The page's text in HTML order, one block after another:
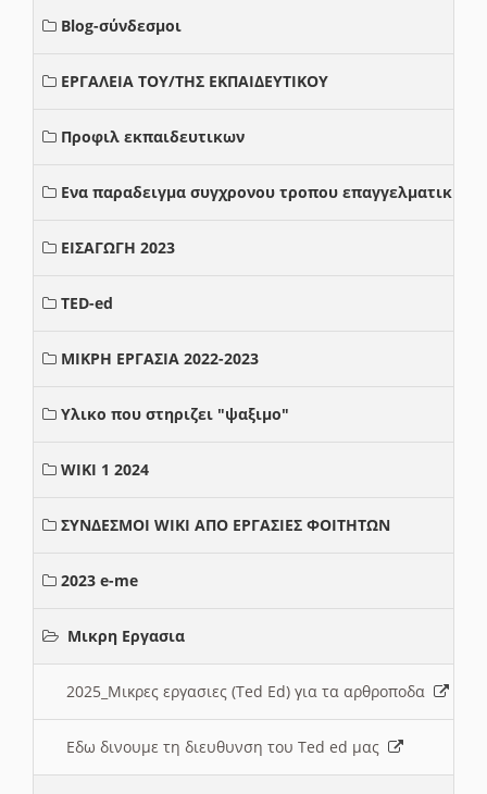
Blog-σύνδεσμοι
ΕΡΓΑΛΕΙΑ ΤΟΥ/ΤΗΣ ΕΚΠΑΙΔΕΥΤΙΚΟΥ
Προφιλ εκπαιδευτικων
Ενα παραδειγμα συγχρονου τροπου επαγγελματικης
ΕΙΣΑΓΩΓΗ 2023
TED-ed
ΜΙΚΡΗ ΕΡΓΑΣΙΑ 2022-2023
Υλικο που στηριζει "ψαξιμο"
WIKI 1 2024
ΣΥΝΔΕΣΜΟΙ WIKI ΑΠΟ ΕΡΓΑΣΙΕΣ ΦΟΙΤΗΤΩΝ
2023 e-me
Μικρη Εργασια
2025_Μικρες εργασιες (Ted Ed) για τα αρθροποδα
Εδω δινουμε τη διευθυνση του Ted ed μας